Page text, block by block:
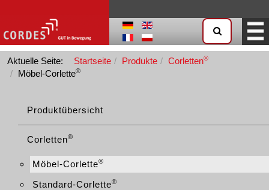
Aktuelle Seite: Startseite Produkte Corletten®
Möbel-Corlette®
Produktübersicht
Corletten®
Möbel-Corlette®
Standard-Corlette®